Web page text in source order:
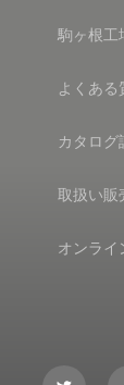
駒ヶ根
よくある
カタログ
取扱い販
オンライ
Twitter